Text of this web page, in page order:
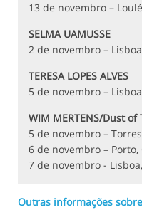
13 de novembro –
SELMA UAMUSSE
2 de novembro –
TERESA LOPES ALVES
5 de novembro –
WIM MERTENS/Dust of
5 de novembro –
6 de novembro –
7 de novembro -
Outras informações